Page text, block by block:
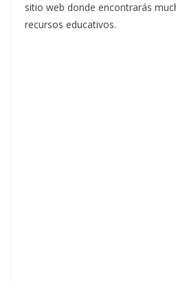
sitio web donde encontrarás
recursos educativos.